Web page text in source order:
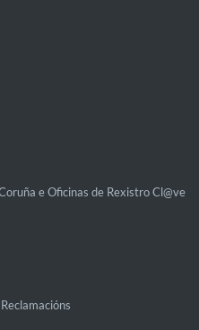
e Oficinas de Rexistro Cl@ve